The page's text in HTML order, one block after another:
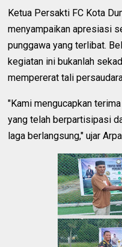
Ketua Persakti FC Kota
menyampaikan apresiasi
punggawa yang terlibat.
kegiatan ini bukanlah
mempererat tali
"Kami mengucapkan
yang telah berpartisipasi
laga berlangsung," ujar